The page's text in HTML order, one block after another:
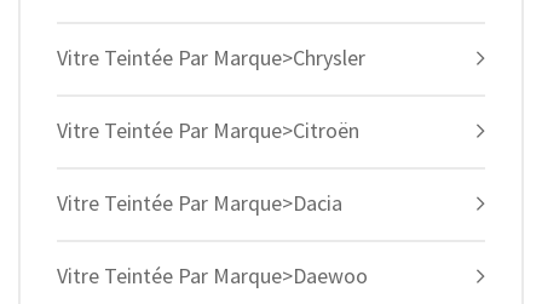
Vitre Teintée Par Marque>Chrysler
Vitre Teintée Par Marque>Citroën
Vitre Teintée Par Marque>Dacia
Vitre Teintée Par Marque>Daewoo